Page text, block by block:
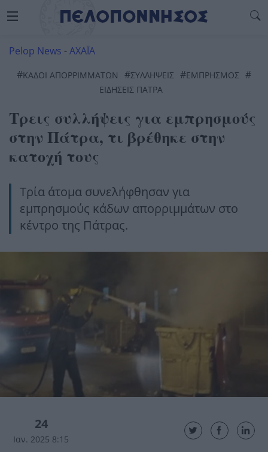
Pelop News -ΑΧΑΪΑ
#ΚΑΔΟΙ ΑΠΟΡΡΙΜΜΑΤΩΝ #ΣΥΛΛΉΨΕΙΣ #ΕΜΠΡΗΣΜΌΣ #
ΕΙΔΗΣΕΙΣ ΠΑΤΡΑ
Τρεις συλλήψεις για εμπρησμούς
στην Πάτρα, τι βρέθηκε στην
κατοχή τους
Τρία άτομα συνελήφθησαν για
εμπρησμούς κάδων απορριμμάτων στο
κέντρο της Πάτρας.
24
Ιαν. 2025 8:15